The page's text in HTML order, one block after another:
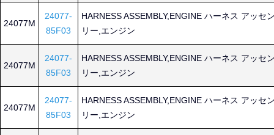
24077M
24077-
85F03
HARNESS ASSEMBLY,ENGINE ハーネス アッセ
リー,エンジン
24077M
24077-
85F03
HARNESS ASSEMBLY,ENGINE ハーネス アッセ
リー,エンジン
24077M
24077-
85F03
HARNESS ASSEMBLY,ENGINE ハーネス アッセ
リー,エンジン